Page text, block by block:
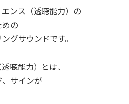
ンス（透聴能力）の
の
グサウンドです。
聴能力）とは、
サインが